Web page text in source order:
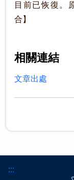
目前已恢復。
合】
相關連結
文章出處
:::